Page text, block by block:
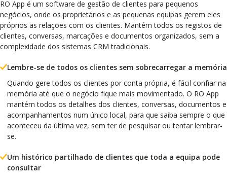
RO App é um software de gestão de clientes para pequenos
negócios, onde os proprietários e as pequenas equipas gerem eles
próprios as relações com os clientes. Mantém todos os registos de
clientes, conversas, marcações e documentos organizados, sem a
complexidade dos sistemas CRM tradicionais.
Lembre-se de todos os clientes sem sobrecarregar a memória
Quando gere todos os clientes por conta própria, é fácil confiar na
memória até que o negócio fique mais movimentado. O RO App
mantém todos os detalhes dos clientes, conversas, documentos e
acompanhamentos num único local, para que saiba sempre o que
aconteceu da última vez, sem ter de pesquisar ou tentar lembrar-
se.
Um histórico partilhado de clientes que toda a equipa pode
consultar